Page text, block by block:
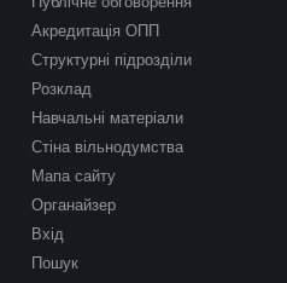
Акредитація ОПП
Структурні підрозділи
Розклад
Навчальні матеріали
Стіна вільнодумства
Мапа сайту
Органайзер
Вхід
Пошук